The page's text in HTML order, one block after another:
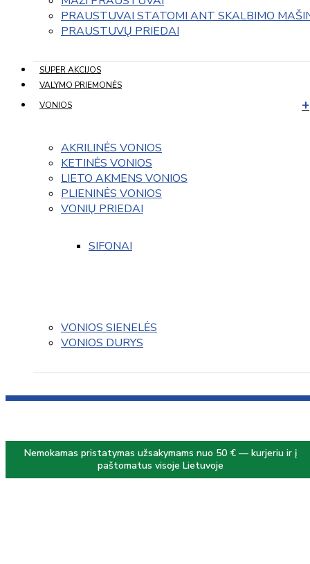
PRAUSTUVAI STATOMI ANT SKALBIMO
PRAUSTUVŲ PRIEDAI
SUPER AKCIJOS
VALYMO PRIEMONĖS
VONIOS
AKRILINĖS VONIOS
KETINĖS VONIOS
LIETO AKMENS VONIOS
PLIENINĖS VONIOS
VONIŲ PRIEDAI
SIFONAI
VONIOS SIENELĖS
VONIOS DURYS
Nemokamas pristatymas užsakymams nuo 50 € — kurjeriu ir į
paštomatus visoje Lietuvoje